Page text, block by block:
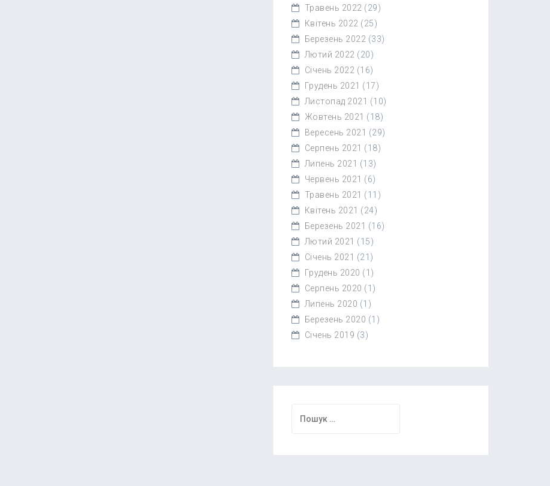
Травень 2022 (29)
Квітень 2022 (25)
Березень 2022 (33)
Лютий 2022 (20)
Січень 2022 (16)
Грудень 2021 (17)
Листопад 2021 (10)
Жовтень 2021 (18)
Вересень 2021 (29)
Серпень 2021 (18)
Липень 2021 (13)
Червень 2021 (6)
Травень 2021 (11)
Квітень 2021 (24)
Березень 2021 (16)
Лютий 2021 (15)
Січень 2021 (21)
Грудень 2020 (1)
Серпень 2020 (1)
Липень 2020 (1)
Березень 2020 (1)
Січень 2019 (3)